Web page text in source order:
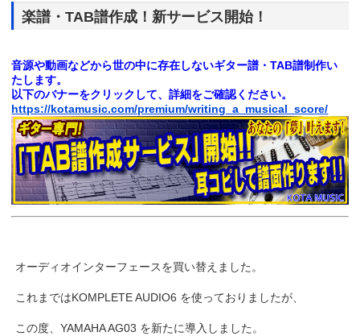
楽譜・TAB譜作成！新サービス開始！
音源や動画などから世の中に存在しないギター譜・TAB譜制作い
たします。
以下のバナーをクリックして、詳細をご確認ください。
https://kotamusic.com/premium/writing_a_musical_score/
オーディオインターフェースを買い替えました。
これまではKOMPLETE AUDIO6 を使っておりましたが、
この度、YAMAHA AG03 を新たに導入しました。